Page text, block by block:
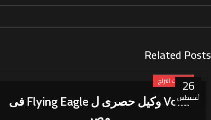
Related Posts
26
أغسطس
منتجات التزلج
Voka وكيل حصرى ل Flying Eagle فى